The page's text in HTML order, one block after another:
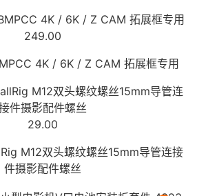
249.00
4K / 6K / Z CAM 拓展框专用
29.00
M12双头螺纹螺丝15mm导管连接
件摄影配件螺丝